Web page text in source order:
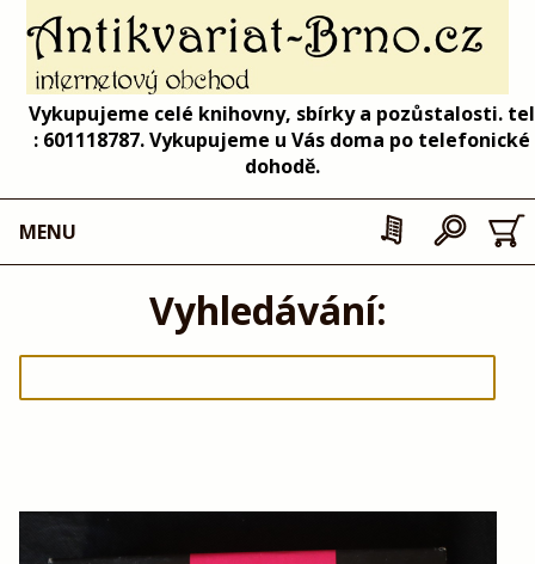
Vykupujeme celé knihovny, sbírky a pozůstalosti. tel
: 601118787. Vykupujeme u Vás doma po telefonické
dohodě.
MENU
Vyhledávání: